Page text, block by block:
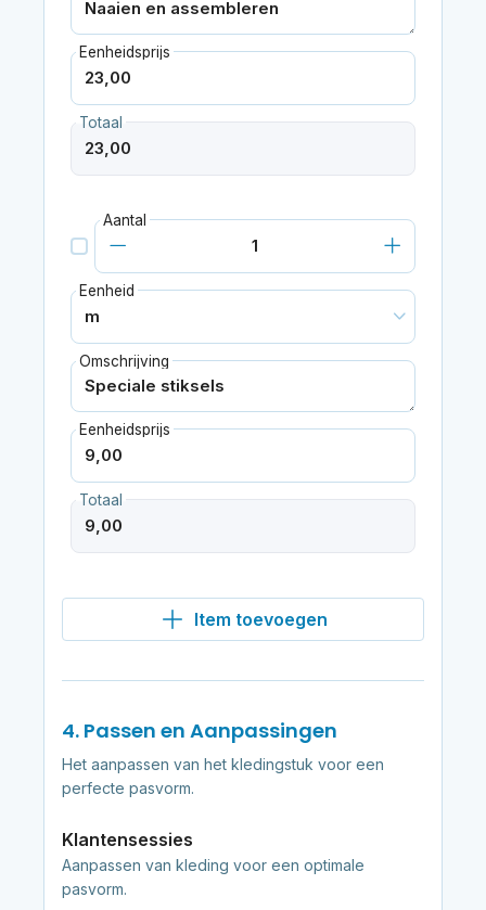
Eenheidsprijs
Totaal
Aantal
Eenheid
Omschrijving
Eenheidsprijs
Totaal
Item toevoegen
4. Passen en Aanpassingen
Het aanpassen van het kledingstuk voor een
perfecte pasvorm.
Klantensessies
Aanpassen van kleding voor een optimale
pasvorm.